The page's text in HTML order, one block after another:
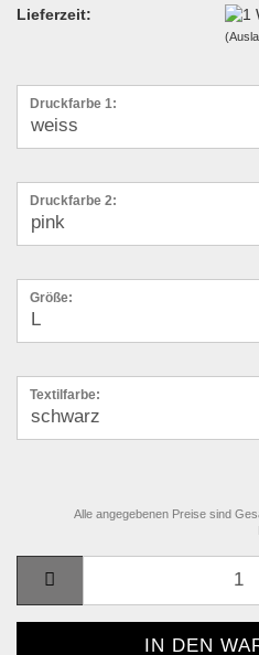
Lieferzeit:
Druckfarbe 1:
Druckfarbe 2:
Größe:
Textilfarbe:
Alle angegebenen Preise sind